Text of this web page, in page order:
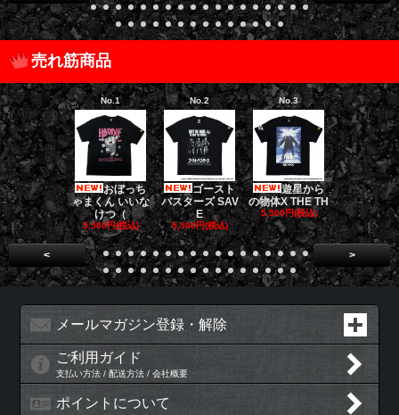
売れ筋商品
No.1
おぼっち
ゃまくん いいな
けつ（
5,500円(税込)
No.2
ゴースト
バスターズ SAV
E
5,500円(税込)
No.3
遊星から
の物体X THE TH
5,500円(税込)
No.4
[限定販売]
ドファー
5,500円(税
< >
メールマガジン登録・解除
ご利用ガイド
支払い方法 / 配送方法 / 会社概要
ポイントについて